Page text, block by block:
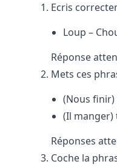
Ecris
Loup –
Réponse
Mets ces
(Nous
(Il
Réponses
Coche la